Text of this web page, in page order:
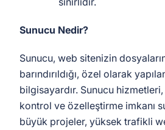
Sunucu Nedir?
Sunucu, web sitenizin
barındırıldığı, özel olarak
bilgisayardır. Sunucu
kontrol ve özelleştirme imkanı
büyük projeler, yüksek trafikli